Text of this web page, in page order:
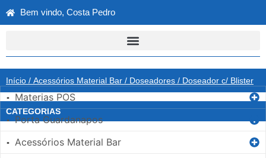
Bem vindo, Costa Pedro
Início / Acessórios Material Bar / Doseadores / Doseador c/ Blister
CATEGORIAS
▪ Materias POS
▪ Porta Guardanapos
▪ Acessórios Material Bar